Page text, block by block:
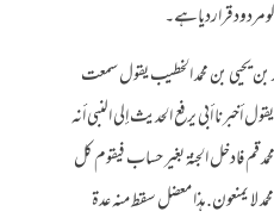
بن يحيى بن محمد الخطيب يقول سمعت
أخبرنا أبي يرفع الحديث إلى النبي أنه
قم فادخل الجنة بغير حساب فيقوم كل
لا يمنعون.هذا معضل سقط منه عدة